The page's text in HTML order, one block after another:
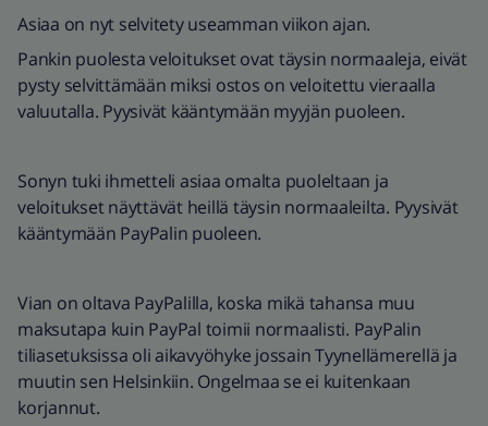
Asiaa on nyt selvitety useamman viikon ajan.
Pankin puolesta veloitukset ovat täysin normaaleja, eivät
pysty selvittämään miksi ostos on veloitettu vieraalla
valuutalla. Pyysivät kääntymään myyjän puoleen.
Sonyn tuki ihmetteli asiaa omalta puoleltaan ja
veloitukset näyttävät heillä täysin normaaleilta. Pyysivät
kääntymään PayPalin puoleen.
Vian on oltava PayPalilla, koska mikä tahansa muu
maksutapa kuin PayPal toimii normaalisti. PayPalin
tiliasetuksissa oli aikavyöhyke jossain Tyynellämerellä ja
muutin sen Helsinkiin. Ongelmaa se ei kuitenkaan
korjannut.